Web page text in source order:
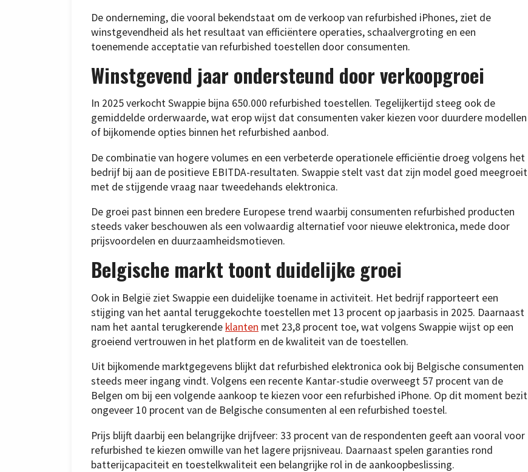
De onderneming, die vooral bekendstaat om de verkoop van refurbished iPhones, ziet de
winstgevendheid als het resultaat van efficiëntere operaties, schaalvergroting en een
toenemende acceptatie van refurbished toestellen door consumenten.
Winstgevend jaar ondersteund door verkoopgroei
In 2025 verkocht Swappie bijna 650.000 refurbished toestellen. Tegelijkertijd steeg ook de
gemiddelde orderwaarde, wat erop wijst dat consumenten vaker kiezen voor duurdere modellen
of bijkomende opties binnen het refurbished aanbod.
De combinatie van hogere volumes en een verbeterde operationele efficiëntie droeg volgens het
bedrijf bij aan de positieve EBITDA-resultaten. Swappie stelt vast dat zijn model goed meegroeit
met de stijgende vraag naar tweedehands elektronica.
De groei past binnen een bredere Europese trend waarbij consumenten refurbished producten
steeds vaker beschouwen als een volwaardig alternatief voor nieuwe elektronica, mede door
prijsvoordelen en duurzaamheidsmotieven.
Belgische markt toont duidelijke groei
Ook in België ziet Swappie een duidelijke toename in activiteit. Het bedrijf rapporteert een
stijging van het aantal teruggekochte toestellen met 13 procent op jaarbasis in 2025. Daarnaast
nam het aantal terugkerende klanten met 23,8 procent toe, wat volgens Swappie wijst op een
groeiend vertrouwen in het platform en de kwaliteit van de toestellen.
Uit bijkomende marktgegevens blijkt dat refurbished elektronica ook bij Belgische consumenten
steeds meer ingang vindt. Volgens een recente Kantar-studie overweegt 57 procent van de
Belgen om bij een volgende aankoop te kiezen voor een refurbished iPhone. Op dit moment bezit
ongeveer 10 procent van de Belgische consumenten al een refurbished toestel.
Prijs blijft daarbij een belangrijke drijfveer: 33 procent van de respondenten geeft aan vooral voor
refurbished te kiezen omwille van het lagere prijsniveau. Daarnaast spelen garanties rond
batterijcapaciteit en toestelkwaliteit een belangrijke rol in de aankoopbeslissing.